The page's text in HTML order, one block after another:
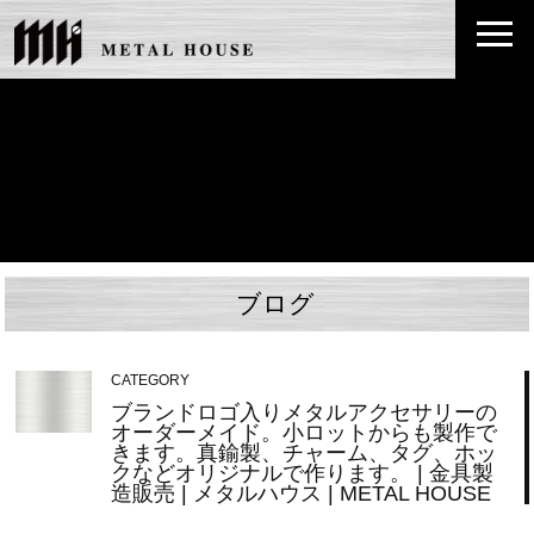
ブログ
CATEGORY
ブランドロゴ入りメタルアクセサリーの
オーダーメイド。小ロットからも製作で
きます。真鍮製、チャーム、タグ、ホッ
クなどオリジナルで作ります。 | 金具製
造販売 | メタルハウス | METAL HOUSE